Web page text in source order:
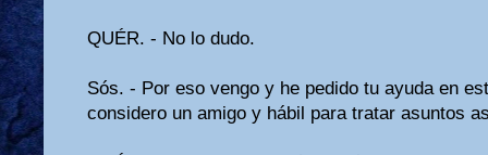
QUÉR. - No lo dudo.
Sós. - Por eso vengo y he pedido tu ayuda en
considero un amigo y hábil para tratar asuntos